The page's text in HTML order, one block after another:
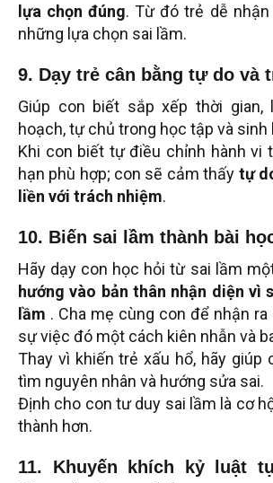
lựa chọn đúng. Từ đó trẻ dễ
những lựa chọn sai lầm.
9. Dạy trẻ cân bằng tự do và
Giúp con biết sắp xếp thời gian,
hoạch, tự chủ trong học tập và sinh
Khi con biết tự điều chỉnh hành vi
hạn phù hợp; con sẽ cảm thấy tự
liền với trách nhiệm.
10. Biến sai lầm thành bài
Hãy dạy con học hỏi từ sai lầm
hướng vào bản thân nhận diện vì
lầm . Cha mẹ cùng con để nhận
sự việc đó một cách kiên nhẫn và
Thay vì khiến trẻ xấu hổ, hãy giúp
tìm nguyên nhân và hướng sửa sai.
Định cho con tư duy sai lầm là cơ
thành hơn.
11. Khuyến khích kỷ luật